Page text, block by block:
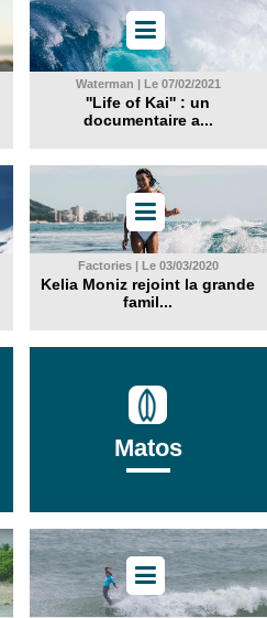
Waterman | Le 07/02/2021
''Life of Kai'' : un
documentaire a...
Factories | Le 03/03/2020
Kelia Moniz rejoint la grande
famil...
Matos